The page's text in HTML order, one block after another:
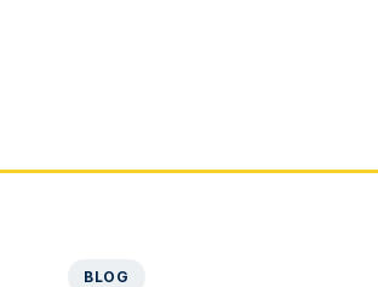
principal
BLOG